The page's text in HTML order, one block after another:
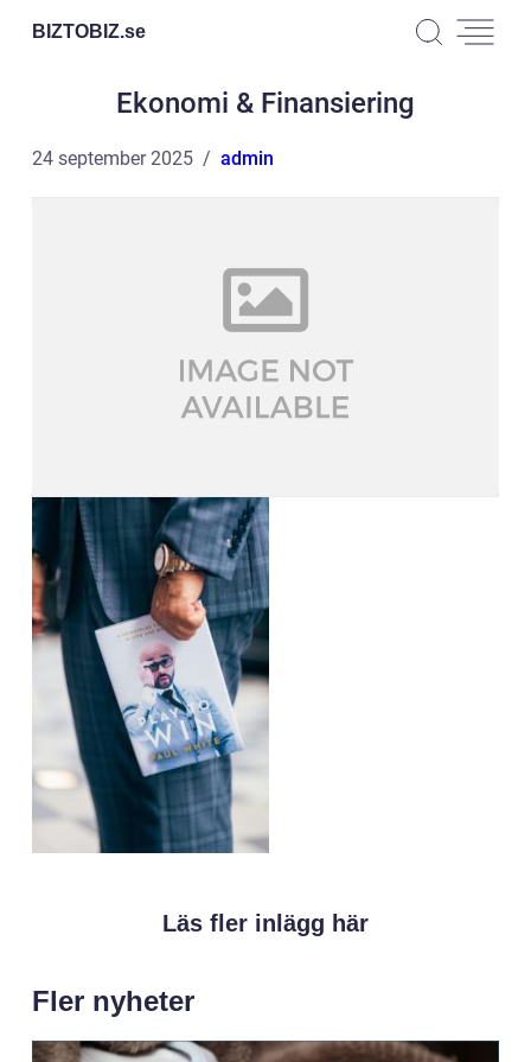
BIZTOBIZ.se
Ekonomi & Finansiering
24 september 2025 admin
Läs fler inlägg här
Fler nyheter